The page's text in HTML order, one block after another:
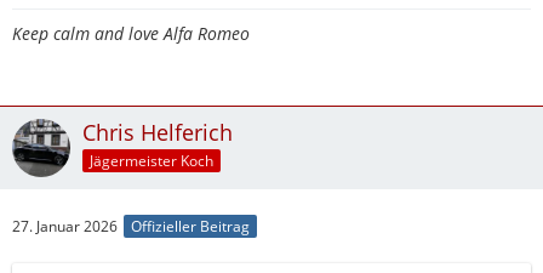
Keep calm and love Alfa Romeo
Chris Helferich
Jägermeister Koch
27. Januar 2026 Offizieller Beitrag